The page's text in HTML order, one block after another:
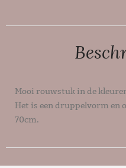
Mooi rouwstuk in de
Het is een druppelvorm en
70cm.